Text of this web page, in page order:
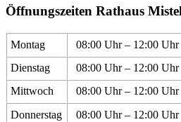
Öffnungszeiten Rathaus
Montag 08:00 Uhr – 12:00 Uhr
Dienstag
08:00 Uhr – 12:00 Uhr
Mittwoch
08:00 Uhr – 12:00 Uhr
Donnerstag
08:00 Uhr – 12:00 Uhr